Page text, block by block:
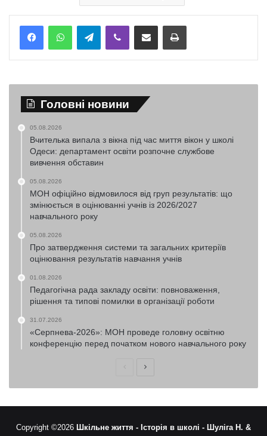
TelegramViber Надіслати електронною поштоюНадрукувати
Головні новини
05.08.2026
Вчителька випала з вікна під час миття вікон у школі
Одеси: департамент освіти розпочне службове
вивчення обставин
05.08.2026
МОН офіційно відмовилося від груп результатів: що
змінюється в оцінюванні учнів із 2026/2027
навчального року
05.08.2026
Про затвердження системи та загальних критеріїв
оцінювання результатів навчання учнів
01.08.2026
Педагогічна рада закладу освіти: повноваження,
рішення та типові помилки в організації роботи
31.07.2026
«Серпнева-2026»: МОН проведе головну освітню
конференцію перед початком нового навчального року
ПопередняНаступна
Copyright ©2026 Шкільне життя - Історія в школі - Шуліга Н. &